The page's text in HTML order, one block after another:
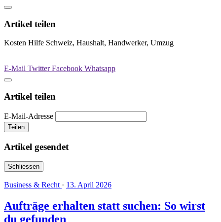
Artikel teilen
Kosten Hilfe Schweiz, Haushalt, Handwerker, Umzug
E-Mail TwitterFacebook Whatsapp
Artikel teilen
E-Mail-Adresse
Teilen
Artikel gesendet
Schliessen
Business & Recht · 13. April 2026
Aufträge erhalten statt suchen: So wirst
du gefunden